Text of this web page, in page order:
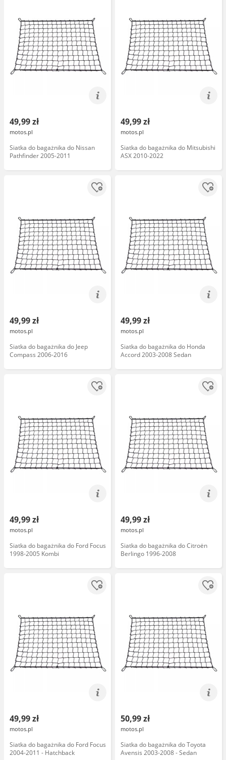
49,99 zł
motos.pl
Siatka do bagażnika do Nissan
Pathfinder 2005-2011
49,99 zł
motos.pl
Siatka do bagażnika do Mitsubishi
ASX 2010-2022
49,99 zł
motos.pl
Siatka do bagażnika do Jeep
Compass 2006-2016
49,99 zł
motos.pl
Siatka do bagażnika do Honda
Accord 2003-2008 Sedan
49,99 zł
motos.pl
Siatka do bagażnika do Ford Focus
1998-2005 Kombi
49,99 zł
motos.pl
Siatka do bagażnika do Citroën
Berlingo 1996-2008
49,99 zł
motos.pl
Siatka do bagażnika do Ford Focus
2004-2011 - Hatchback
50,99 zł
motos.pl
Siatka do bagażnika do Toyota
Avensis 2003-2008 - Sedan